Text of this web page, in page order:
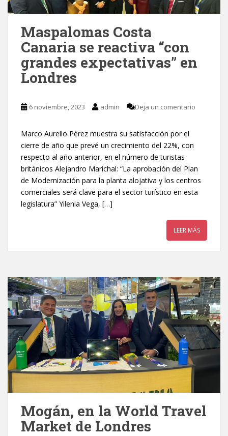
Maspalomas Costa
Canaria se reactiva “con
grandes expectativas” en
Londres
6 noviembre, 2023 admin Deja un comentario
Marco Aurelio Pérez muestra su satisfacción por el
cierre de año que prevé un crecimiento del 22%, con
respecto al año anterior, en el número de turistas
británicos Alejandro Marichal: “La aprobación del Plan
de Modernización para la planta alojativa y los centros
comerciales será clave para el sector turístico en esta
legislatura” Yilenia Vega, […]
LEER MÁS
Mogán, en la World Travel
Market de Londres